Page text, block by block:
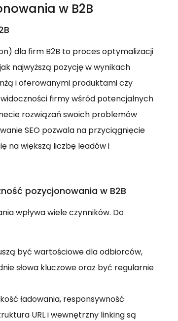
w B2B
dla firm B2B to proces optymalizacji
najwyższą pozycję w wynikach
i oferowanymi produktami czy
widoczności firmy wśród potencjalnych
rozwiązań swoich problemów
SEO pozwala na przyciągnięcie
na większą liczbę leadów i
pozycjonowania w B2B
wpływa wiele czynników. Do
być wartościowe dla odbiorców,
słowa kluczowe oraz być regularnie
ładowania, responsywność
URL i wewnętrzny linking są